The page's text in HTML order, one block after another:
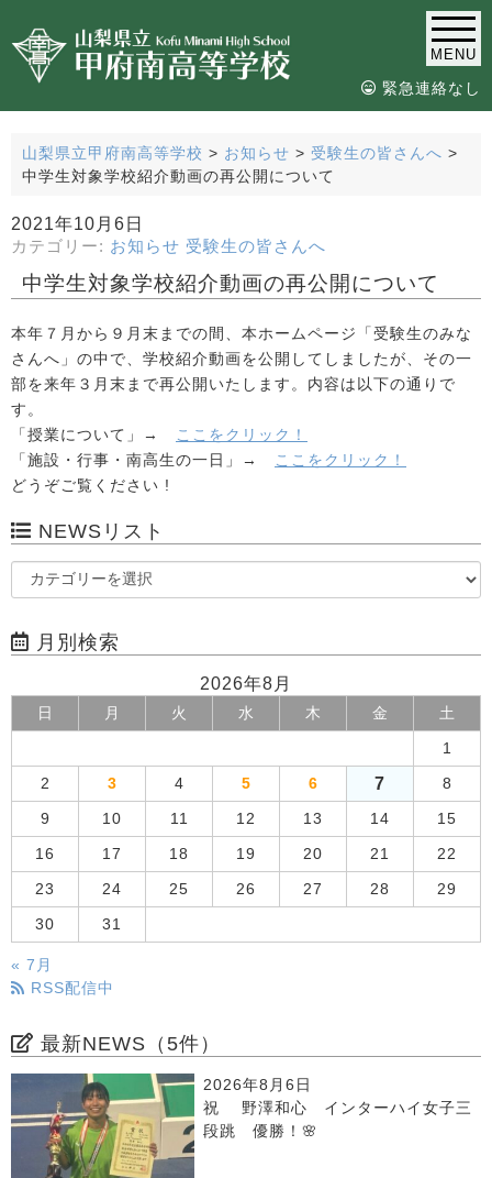
MENU
緊急連絡なし
山梨県立甲府南高等学校 > お知らせ > 受験生の皆さんへ >
中学生対象学校紹介動画の再公開について
2021年10月6日
カテゴリー: お知らせ 受験生の皆さんへ
中学生対象学校紹介動画の再公開について
本年７月から９月末までの間、本ホームページ「受験生のみな
さんへ」の中で、学校紹介動画を公開してしましたが、その一
部を来年３月末まで再公開いたします。内容は以下の通りで
す。
「授業について」→
ここをクリック！
「施設・行事・南高生の一日」→
ここをクリック！
どうぞご覧ください !
NEWSリスト
月別検索
2026年8月
日 月 火 水 木 金 土
1
2 3 4 5 6 7 8
9 10 11 12 13 14 15
16 17 18 19 20 21 22
23 24 25 26 27 28 29
30 31
« 7月
RSS配信中
最新NEWS（5件）
2026年8月6日
祝 野澤和心 インターハイ女子三
段跳 優勝！🌸